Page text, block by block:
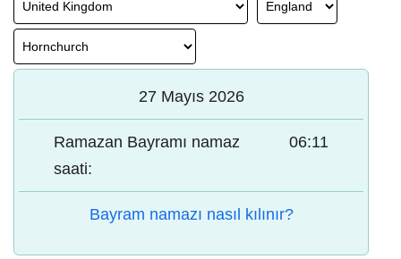
27 Mayıs 2026
Ramazan Bayramı namaz
saati:
06:11
Bayram namazı nasıl kılınır?